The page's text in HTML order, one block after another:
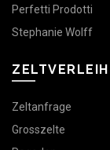
Perfetti Prodotti
Stephanie Wolff
ZELTVERLEIH
Zeltanfrage
Grosszelte